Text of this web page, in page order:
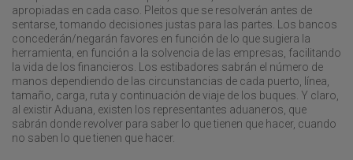
apropiadas en cada caso. Pleitos que se resolverán antes de
sentarse, tomando decisiones justas para las partes. Los bancos
concederán/negarán favores en función de lo que sugiera la
herramienta, en función a la solvencia de las empresas, facilitando
la vida de los financieros. Los estibadores sabrán el número de
manos dependiendo de las circunstancias de cada puerto, línea,
tamaño, carga, ruta y continuación de viaje de los buques. Y claro,
al existir Aduana, existen los representantes aduaneros, que
sabrán donde revolver para saber lo que tienen que hacer, cuando
no saben lo que tienen que hacer.